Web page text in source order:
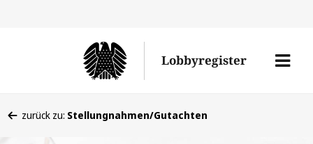
Lobbyregister
Menü
befinden
zurück zu: Stellungnahmen/Gutachten